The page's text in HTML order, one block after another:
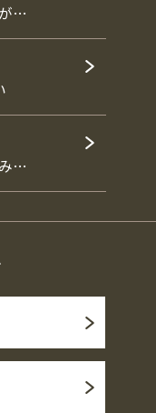
…
…